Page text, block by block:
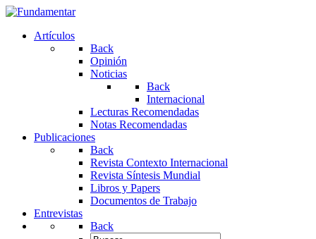
Artículos
Back
Opinión
Noticias
Back
Internacional
Lecturas Recomendadas
Notas Recomendadas
Publicaciones
Back
Revista Contexto Internacional
Revista Síntesis Mundial
Libros y Papers
Documentos de Trabajo
Entrevistas
Back